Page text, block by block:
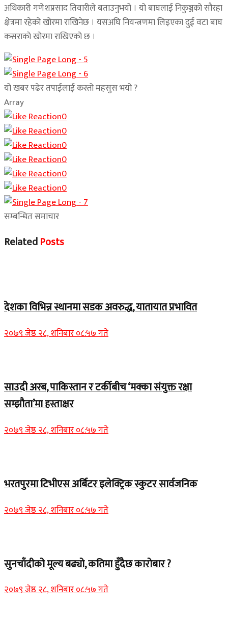
अधिकारी गणेशप्रसाद तिवारीले बताउनुभयो । यो बाघलाई निकुञ्जको सौरहा
क्षेत्रमा रहेको खोरमा राखिनेछ । यसअघि नियन्त्रणमा लिइएका दुई वटा बाघ
कसराकाे खोरमा राखिएको छ ।
यो खबर पढेर तपाईलाई कस्तो महसुस भयो ?
Array
0
0
0
0
0
0
सम्बन्धित समाचार
RelatedPosts
देशका विभिन्न स्थानमा सडक अवरुद्ध, यातायात प्रभावित
२०७९ जेष्ठ २८, शनिबार ०८:५७ गते
साउदी अरब, पाकिस्तान र टर्कीबीच ‘मक्का संयुक्त रक्षा
सम्झौता’मा हस्ताक्षर
२०७९ जेष्ठ २८, शनिबार ०८:५७ गते
भरतपुरमा टिभीएस अर्बिटर इलेक्ट्रिक स्कुटर सार्वजनिक
२०७९ जेष्ठ २८, शनिबार ०८:५७ गते
सुनचाँदीको मूल्य बढ्यो, कतिमा हुँदैछ कारोबार ?
२०७९ जेष्ठ २८, शनिबार ०८:५७ गते